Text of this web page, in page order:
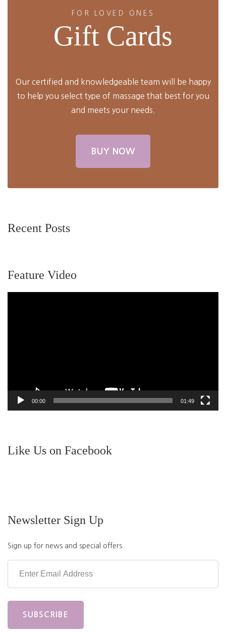
FOR LOVED ONES
Gift Cards
Our certified and knowledgeable team will be happy
to help you select type of massage that best for you
and meets your needs.
BUY NOW
Recent Posts
Feature Video
00:00 01:49
Like Us on Facebook
Newsletter Sign Up
Sign up for news and special offers